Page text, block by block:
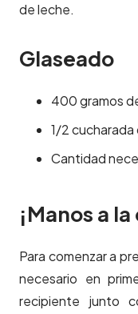
de leche.
Glaseado
400 gramos
1/2 cucharada
Cantidad
¡Manos a
Para comenzar a
necesario en
recipiente junto